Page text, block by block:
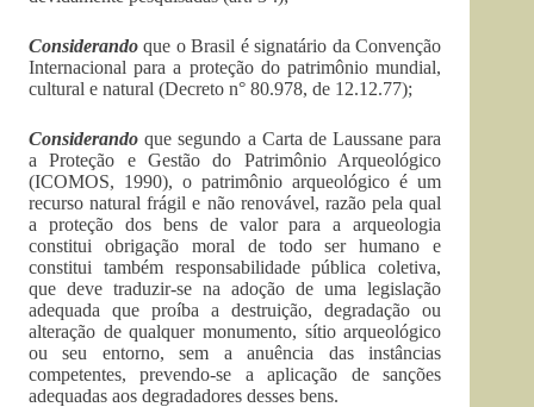
Considerando que o Brasil é signatário da Convenção
Internacional para a proteção do patrimônio mundial,
cultural e natural (Decreto n° 80.978, de 12.12.77);
Considerandoque segundo a Carta de Laussane para
a Proteção e Gestão do Patrimônio Arqueológico
(ICOMOS, 1990), o patrimônio arqueológico é um
recurso natural frágil e não renovável, razão pela qual
a proteção dos bens de valor para a arqueologia
constitui obrigação moral de todo ser humano e
constitui também responsabilidade pública coletiva,
que deve traduzir-se na adoção de uma legislação
adequada que proíba a destruição, degradação ou
alteração de qualquer monumento, sítio arqueológico
ou seu entorno, sem a anuência das instâncias
competentes, prevendo-se a aplicação de sanções
adequadas aos degradadores desses bens.